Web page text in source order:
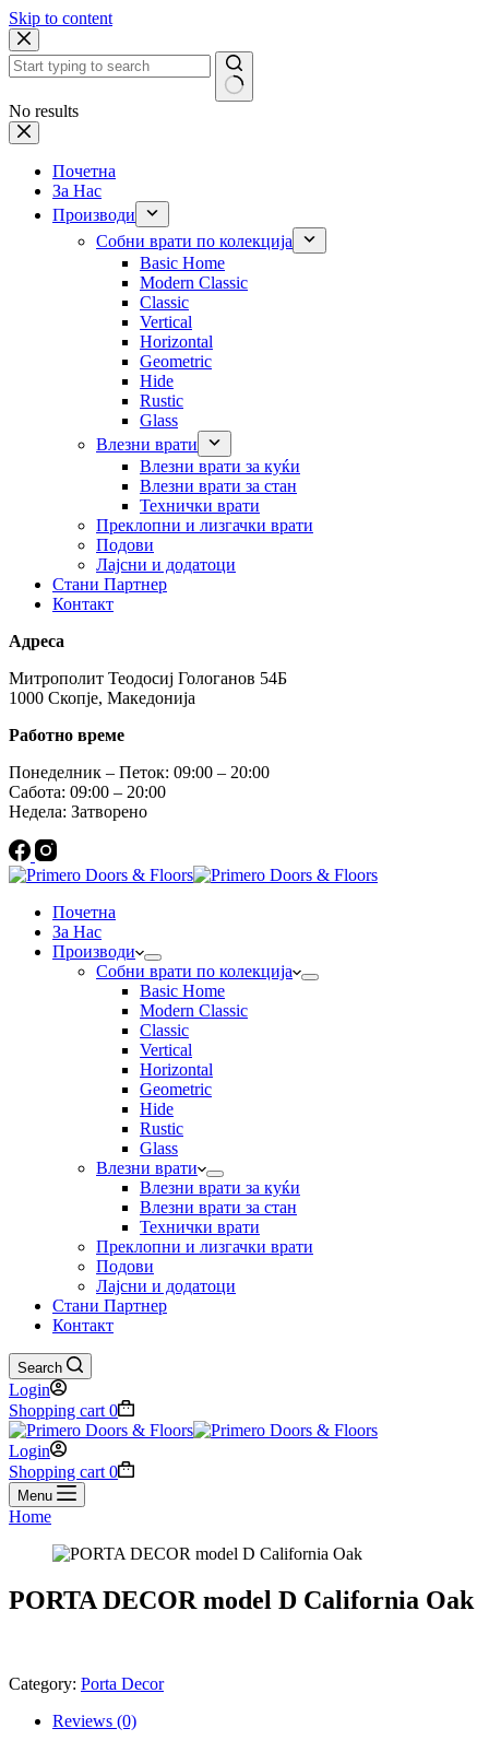
Skip to content
No results
Почетна
За Нас
Производи
Собни врати по колекција
Basic Home
Modern Classic
Classic
Vertical
Horizontal
Geometric
Hide
Rustic
Glass
Влезни врати
Влезни врати за куќи
Влезни врати за стан
Технички врати
Преклопни и лизгачки врати
Подови
Лајсни и додатоци
Стани Партнер
Контакт
Адреса
Митрополит Теодосиј Гологанов 54Б
1000 Скопје, Македонија
Работно време
Понеделник – Петок: 09:00 – 20:00
Сабота: 09:00 – 20:00
Недела: Затворено
Почетна
За Нас
Производи
Собни врати по колекција
Basic Home
Modern Classic
Classic
Vertical
Horizontal
Geometric
Hide
Rustic
Glass
Влезни врати
Влезни врати за куќи
Влезни врати за стан
Технички врати
Преклопни и лизгачки врати
Подови
Лајсни и додатоци
Стани Партнер
Контакт
Search
Login
Shopping cart 0
Login
Shopping cart 0
Menu
Home
PORTA DECOR model D California Oak
Category: Porta Decor
Reviews (0)